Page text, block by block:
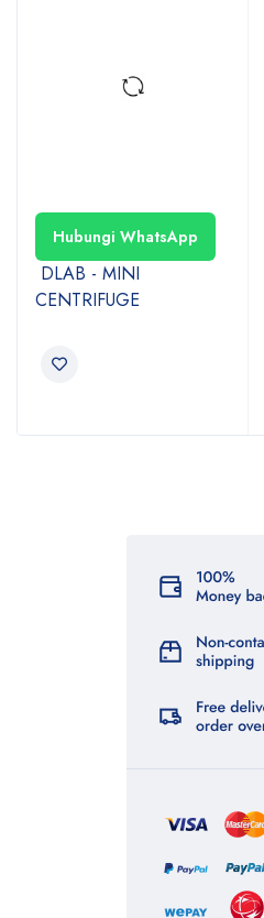
Hubungi WhatsApp
DLAB - MINI
CENTRIFUGE